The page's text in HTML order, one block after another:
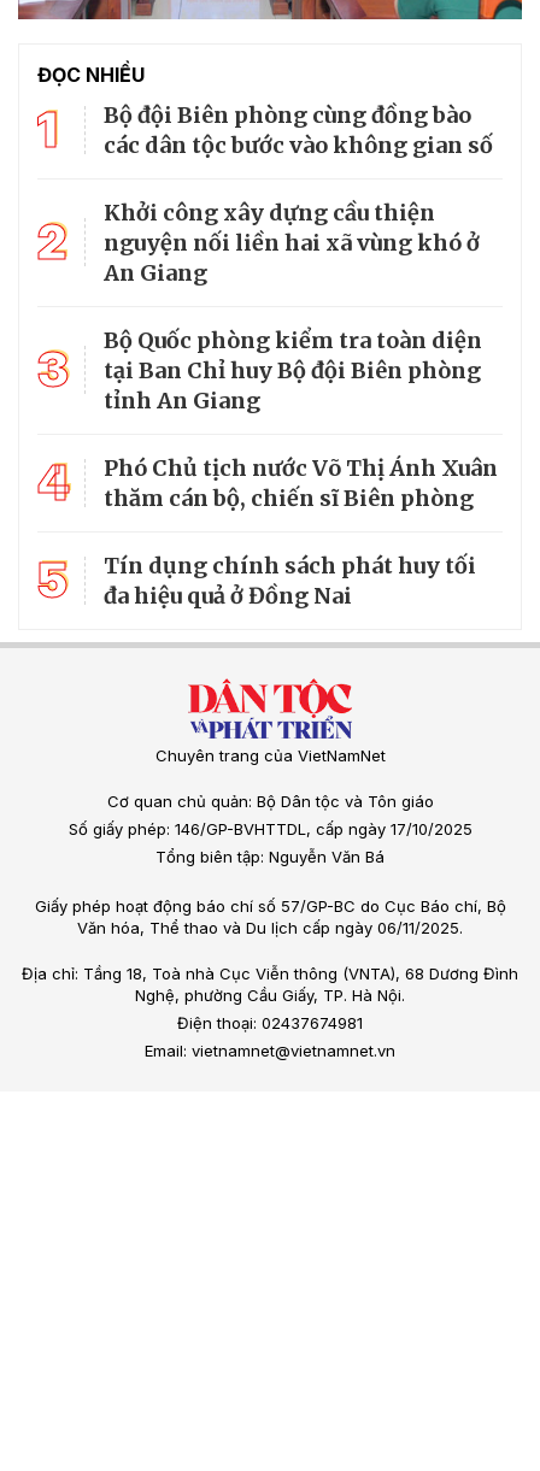
ĐỌC NHIỀU
1
Bộ đội Biên phòng cùng đồng bào
các dân tộc bước vào không gian số
2
Khởi công xây dựng cầu thiện
nguyện nối liền hai xã vùng khó ở
An Giang
3
Bộ Quốc phòng kiểm tra toàn diện
tại Ban Chỉ huy Bộ đội Biên phòng
tỉnh An Giang
4
Phó Chủ tịch nước Võ Thị Ánh Xuân
thăm cán bộ, chiến sĩ Biên phòng
5
Tín dụng chính sách phát huy tối
đa hiệu quả ở Đồng Nai
Chuyên trang của VietNamNet
Cơ quan chủ quản: Bộ Dân tộc và Tôn giáo
Số giấy phép: 146/GP-BVHTTDL, cấp ngày 17/10/2025
Tổng biên tập: Nguyễn Văn Bá
Giấy phép hoạt động báo chí số 57/GP-BC do Cục Báo chí, Bộ
Văn hóa, Thể thao và Du lịch cấp ngày 06/11/2025.
Địa chỉ: Tầng 18, Toà nhà Cục Viễn thông (VNTA), 68 Dương Đình
Nghệ, phường Cầu Giấy, TP. Hà Nội.
Điện thoại: 02437674981
Email: vietnamnet@vietnamnet.vn